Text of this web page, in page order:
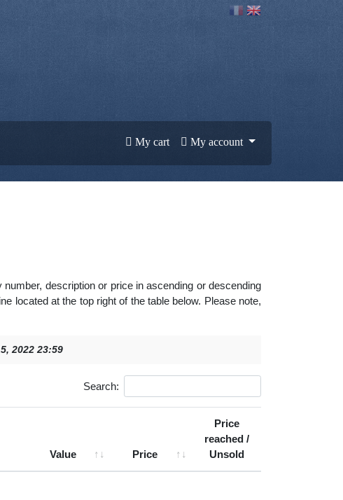
My cart My account
description or price in ascending or descending
located at the top right of the table below. Please note,
2022 23:59
Search:
Value Price
Price
reached /
Unsold